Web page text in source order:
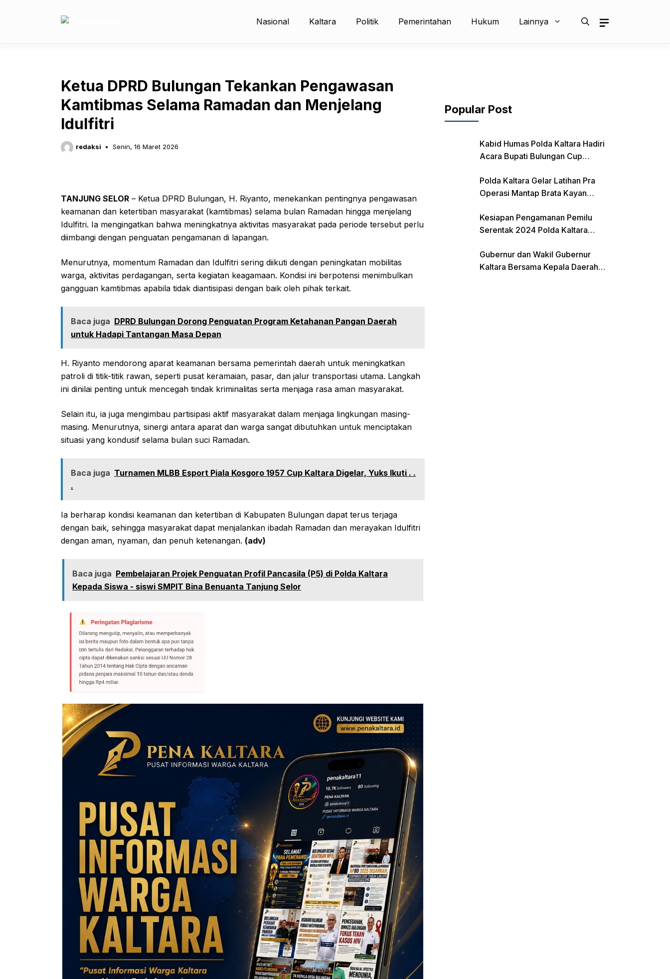
Nasional Kaltara Politik Pemerintahan Hukum Lainnya
Ketua DPRD Bulungan Tekankan Pengawasan
Kamtibmas Selama Ramadan dan Menjelang
Idulfitri
redaksi Senin, 16 Maret 2026
TANJUNG SELOR – Ketua DPRD Bulungan, H. Riyanto, menekankan pentingnya pengawasan
keamanan dan ketertiban masyarakat (kamtibmas) selama bulan Ramadan hingga menjelang
Idulfitri. Ia mengingatkan bahwa meningkatnya aktivitas masyarakat pada periode tersebut perlu
diimbangi dengan penguatan pengamanan di lapangan.
Menurutnya, momentum Ramadan dan Idulfitri sering diikuti dengan peningkatan mobilitas
warga, aktivitas perdagangan, serta kegiatan keagamaan. Kondisi ini berpotensi menimbulkan
gangguan kamtibmas apabila tidak diantisipasi dengan baik oleh pihak terkait.
Baca juga DPRD Bulungan Dorong Penguatan Program Ketahanan Pangan Daerah
untuk Hadapi Tantangan Masa Depan
H. Riyanto mendorong aparat keamanan bersama pemerintah daerah untuk meningkatkan
patroli di titik-titik rawan, seperti pusat keramaian, pasar, dan jalur transportasi utama. Langkah
ini dinilai penting untuk mencegah tindak kriminalitas serta menjaga rasa aman masyarakat.
Selain itu, ia juga mengimbau partisipasi aktif masyarakat dalam menjaga lingkungan masing-
masing. Menurutnya, sinergi antara aparat dan warga sangat dibutuhkan untuk menciptakan
situasi yang kondusif selama bulan suci Ramadan.
Baca juga Turnamen MLBB Esport Piala Kosgoro 1957 Cup Kaltara Digelar, Yuks Ikuti . .
.
Ia berharap kondisi keamanan dan ketertiban di Kabupaten Bulungan dapat terus terjaga
dengan baik, sehingga masyarakat dapat menjalankan ibadah Ramadan dan merayakan Idulfitri
dengan aman, nyaman, dan penuh ketenangan. (adv)
Baca juga Pembelajaran Projek Penguatan Profil Pancasila (P5) di Polda Kaltara
Kepada Siswa - siswi SMPIT Bina Benuanta Tanjung Selor
Popular Post
Kabid Humas Polda Kaltara Hadiri
Acara Bupati Bulungan Cup
Polda Kaltara Gelar Latihan Pra
Operasi Mantap Brata Kayan
Kesiapan Pengamanan Pemilu
Serentak 2024 Polda Kaltara
Gubernur dan Wakil Gubernur
Kaltara Bersama Kepala Daerah